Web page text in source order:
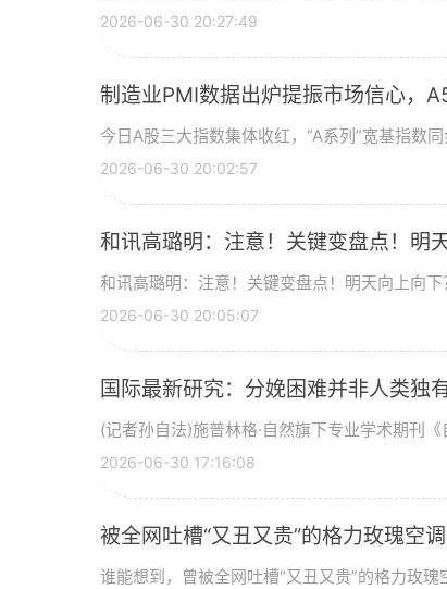
2026-06-30 20:27:49
制造业PMI数据出炉提振市场信心，
今日A股三大指数集体收红，“A系列”宽基指数
2026-06-30 20:02:57
和讯高璐明：注意！关键变盘点！明
和讯高璐明：注意！关键变盘点！明天向上向下
2026-06-30 20:05:07
国际最新研究：分娩困难并非人类独
(记者孙自法)施普林格·自然旗下专业学术期刊
2026-06-30 17:16:08
被全网吐槽“又丑又贵”的格力玫瑰空
谁能想到，曾被全网吐槽“又丑又贵”的格力玫